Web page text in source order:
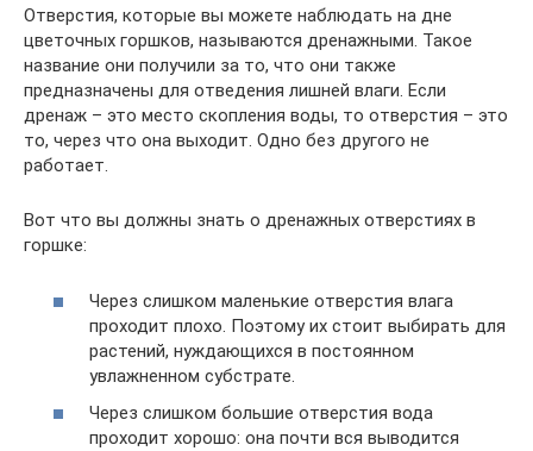
Отверстия, которые вы можете наблюдать на дне
цветочных горшков, называются дренажными. Такое
название они получили за то, что они также
предназначены для отведения лишней влаги. Если
дренаж – это место скопления воды, то отверстия – это
то, через что она выходит. Одно без другого не
работает.
Вот что вы должны знать о дренажных отверстиях в
горшке:
Через слишком маленькие отверстия влага
проходит плохо. Поэтому их стоит выбирать для
растений, нуждающихся в постоянном
увлажненном субстрате.
Через слишком большие отверстия вода
проходит хорошо: она почти вся выводится